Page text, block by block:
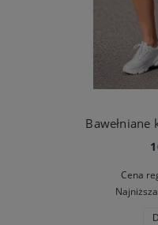
Bawełniane
Cena